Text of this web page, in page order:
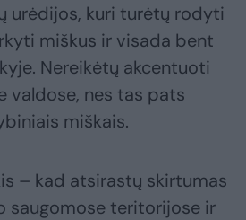
urėdijos, kuri turėtų rodyti
miškus ir visada bent
Nereikėtų akcentuoti
valdose, nes tas pats
miškais.
– kad atsirastų skirtumas
saugomose teritorijose ir